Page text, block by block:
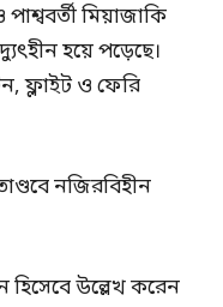
মিয়াজাকি
হয়ে পড়েছে।
ফ্লাইট ও ফেরি
নজিরবিহীন
উল্লেখ করেন